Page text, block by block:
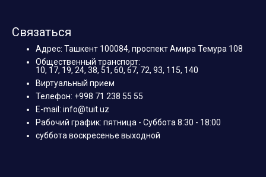
Связаться
Адрес: Ташкент 100084, проспект Амира Темура 108
Общественный транспорт:
10, 17, 19, 24, 38, 51, 60, 67, 72, 93, 115, 140
Виртуальный прием
Телефон: +998 71 238 55 55
E-mail: info@tuit.uz
Рабочий график: пятница - Суббота 8:30 - 18:00
суббота воскресенье выходной